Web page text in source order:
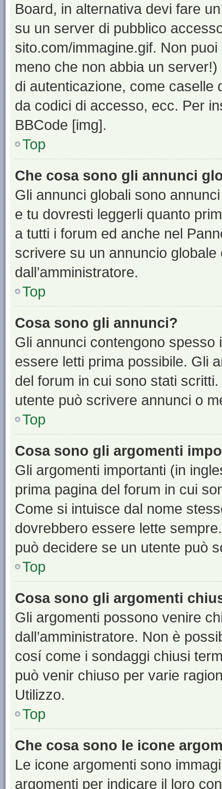
Board, in alternativa devi fare
su un server di pubblico
sito.com/immagine.gif. Non
meno che non abbia un
di autenticazione, come caselle
da codici di accesso, ecc. Per
BBCode [img].
Top
Che cosa sono gli annunci
Gli annunci globali sono
e tu dovresti leggerli quanto
a tutti i forum ed anche nel
scrivere su un annuncio
dall’amministratore.
Top
Cosa sono gli annunci?
Gli annunci contengono
essere letti prima possibile. Gli
del forum in cui sono stati
utente può scrivere annunci o
Top
Cosa sono gli argomenti
Gli argomenti importanti (in
prima pagina del forum in cui
Come si intuisce dal nome
dovrebbero essere lette
può decidere se un utente può
Top
Cosa sono gli argomenti
Gli argomenti possono venire
dall’amministratore. Non è
cosí come i sondaggi chiusi
può venir chiuso per varie
Utilizzo.
Top
Che cosa sono le icone
Le icone argomenti sono
argomenti per indicare il loro